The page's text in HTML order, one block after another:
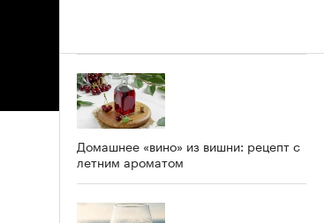
Домашнее «вино» из вишни: рецепт с
летним ароматом